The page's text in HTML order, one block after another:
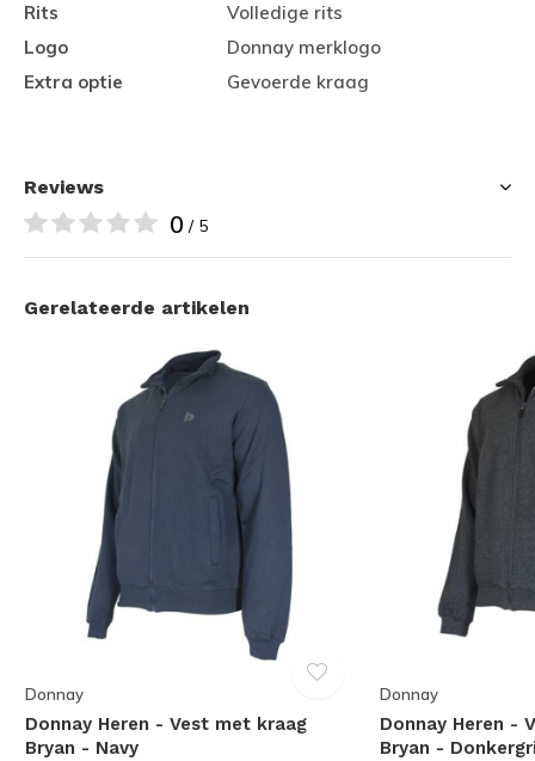
Rits
Volledige rits
Logo
Donnay merklogo
Extra optie
Gevoerde kraag
Reviews
0 / 5
Gerelateerde artikelen
Donnay
Donnay Heren - Vest met kraag
Bryan - Navy
Donnay
Donnay Heren -
Bryan -